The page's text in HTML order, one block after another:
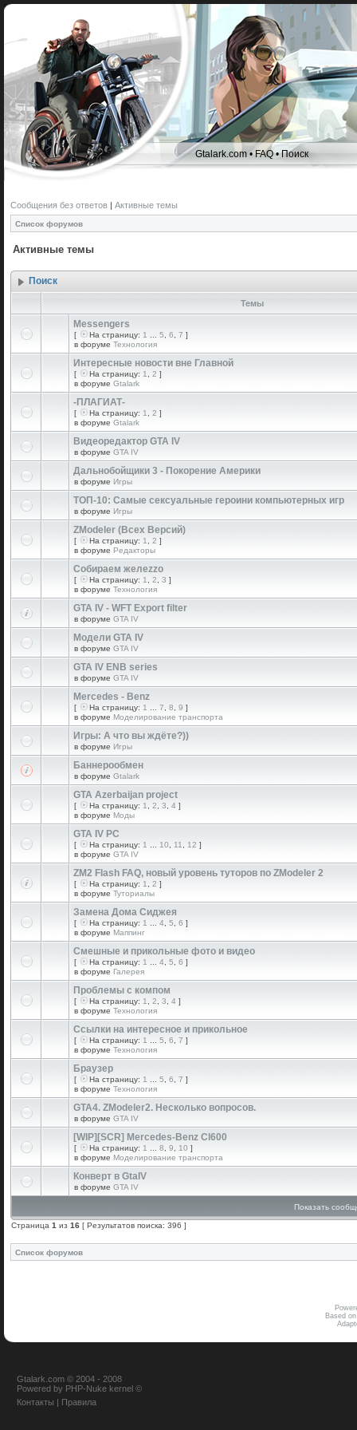
Gtalark.com •FAQ•Поиск
Сообщения без ответов | Активные темы
Список форумов
Активные темы
Поиск
Темы
Messengers
[ На страницу: 1 5 6 7 ]
в форуме Технология
Интересные новости вне Главной
[ На страницу: 1 2 ]
в форуме Gtalark
-ПЛАГИАТ-
[ На страницу: 1 2 ]
в форуме Gtalark
Видеоредактор GTA IV
в форуме GTA IV
Дальнобойщики 3 - Покорение Америки
в форуме Игры
ТОП-10: Самые сексуальные героини компьютерных игр
в форуме Игры
ZModeler (Всех Версий)
[ На страницу: 1 2 ]
в форуме Редакторы
Собираем желеzzо
[ На страницу: 1 2 3 ]
в форуме Технология
GTA IV - WFT Export filter
в форуме GTA IV
Модели GTA IV
в форуме GTA IV
GTA IV ENB series
в форуме GTA IV
Mercedes - Benz
[ На страницу: 1 7 8 9 ]
в форуме Моделирование транспорта
Игры: А что вы ждёте?))
в форуме Игры
Баннерообмен
в форуме Gtalark
GTA Azerbaijan project
[ На страницу: 1 2 3 4 ]
в форуме Моды
GTA IV PC
[ На страницу: 1 10 11 12 ]
в форуме GTA IV
ZM2 Flash FAQ, новый уровень туторов по ZModeler 2
[ На страницу: 1 2 ]
в форуме Туториалы
Замена Дома Сиджея
[ На страницу: 1 4 5 6 ]
в форуме Маппинг
Смешные и прикольные фото и видео
[ На страницу: 1 4 5 6 ]
в форуме Галерея
Проблемы с компом
[ На страницу: 1 2 3 4 ]
в форуме Технология
Ссылки на интересное и прикольное
[ На страницу: 1 5 6 7 ]
в форуме Технология
Браузер
[ На страницу: 1 5 6 7 ]
в форуме Технология
GTA4. ZModeler2. Несколько вопросов.
в форуме GTA IV
[WIP][SCR] Mercedes-Benz Cl600
[ На страницу: 1 8 9 10 ]
в форуме Моделирование транспорта
Конверт в GtaIV
в форуме GTA IV
Показать
Страница 1 из 16 [ Результатов поиска: 396 ]
Список форумов
Based
Gtalark.com © 2004 - 2008
Powered by PHP-Nuke kernel ©
Контакты | Правила